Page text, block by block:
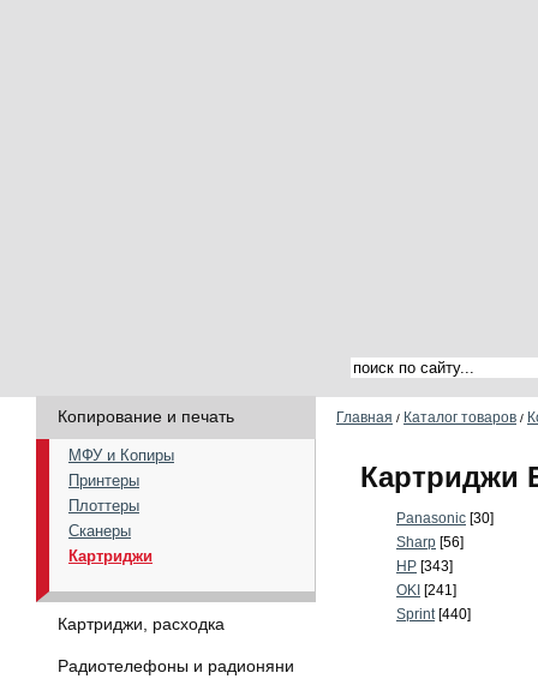
Копирование и печать
МФУ и Копиры
Принтеры
Плоттеры
Сканеры
Картриджи
Картриджи, расходка
Радиотелефоны и радионяни
Главная / Каталог товаров /
Картриджи
Panasonic [30]
Sharp [56]
HP [343]
OKI [241]
Sprint[440]